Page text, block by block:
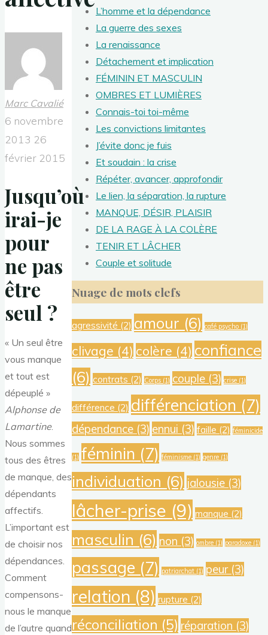
Marc Cavalié
6 novembre
2013 26
février 2015
Jusqu’où
irai-je
pour
ne pas
être
seul ?
« Un seul être
vous manque
et tout est
dépeuplé »
Alphonse de
Lamartine.
Nous sommes
tous des êtres
de manque, des
dépendants
affectifs.
L’important est
de choisir nos
dépendances.
Comment
compensons-
nous le manque
de l’autre quand
L’homme et la dépendance
La guerre des sexes
La renaissance
Détachement et implication
FÉMININ ET MASCULIN
OMBRES ET LUMIÈRES
Connais-toi toi-même
Les convictions limitantes
J’évite donc je fuis
Et soudain : la crise
Répéter, avancer, approfondir
Le lien, la séparation, la rupture
MANQUE, DÉSIR, PLAISIR
DE LA RAGE À LA COLÈRE
TENIR ET LÂCHER
Couple et solitude
Nuage de mots clefs
agressivité (2) amour (6) café psycho (1)
clivage (4) colère (4) confiance
(6) contrats (2) Corps (1) couple (3) crise (1)
différence (2) différenciation (7)
dépendance (3) ennui (3) faille (2) féminicide
(1) féminin (7) féminisme (1) genre (1)
individuation (6) jalousie (3)
lâcher-prise (9) manque (2)
masculin (6) non (3) ombre (1) paradoxe (1)
passage (7) patriarchat (1) peur(3)
relation (8) rupture (2)
réconciliation (5) réparation (3)